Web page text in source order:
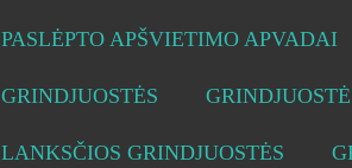
PASLĖPTO APŠVIETIMO APVADAI
GRINDJUOSTĖS
LANKSČIOS GRINDJUOSTĖS